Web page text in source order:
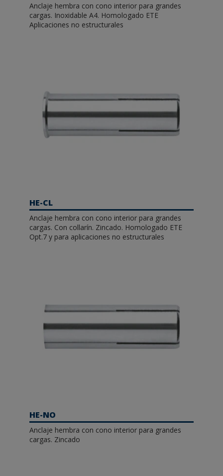
Anclaje hembra con cono interior para grandes
cargas. Inoxidable A4. Homologado ETE
Aplicaciones no estructurales
HE-CL
Anclaje hembra con cono interior para grandes
cargas. Con collarín. Zincado. Homologado ETE
Opt.7 y para aplicaciones no estructurales
HE-NO
Anclaje hembra con cono interior para grandes
cargas. Zincado